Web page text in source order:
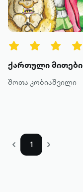
წიგნის ტიპები
ყველა
ტექსტური
ხმოვანი
მოთხრობა
რომანი
ქართული მითები
შოთა კობიაშვილი
1